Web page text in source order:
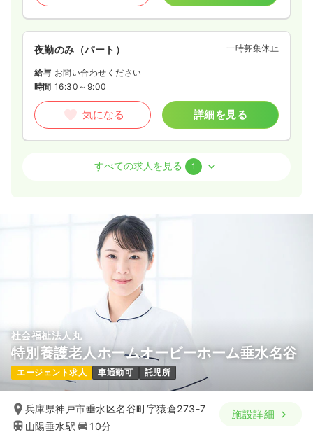
夜勤のみ（パート） 一時募集休止
給与 お問い合わせください
時間 16:30～9:00
気になる 詳細を見る
オペ室(手術室)正看護師
お問い合わせください
8:30～17:00（休憩60分）
年間休日120日
気になる
すべての求人を見る 1
社会福祉法人丸
特別養護老人ホームオービーホーム垂水名谷
エージェント求人 車通勤可 託児所
兵庫県神戸市垂水区名谷町字猿倉273-7
山陽垂水駅
10分
施設詳細